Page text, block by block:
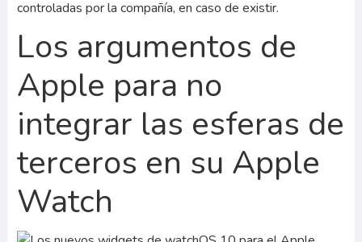
controladas por la compañía, en caso de existir.
Los argumentos de
Apple para no
integrar las esferas de
terceros en su Apple
Watch